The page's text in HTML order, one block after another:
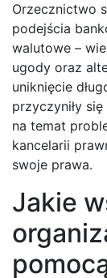
Orzecznictwo
podejścia
walutowe –
ugody oraz
uniknięcie
przyczyniły
na temat
kancelarii
swoje prawa.
Jakie